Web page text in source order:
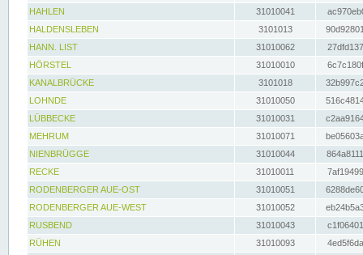
HAHLEN
31010041
HALDENSLEBEN
3101013
HANN. LIST
31010062
HÖRSTEL
31010010
KANALBRÜCKE
3101018
LOHNDE
31010050
LÜBBECKE
31010031
MEHRUM
31010071
NIENBRÜGGE
31010044
RECKE
31010011
RODENBERGER AUE-OST
31010051
RODENBERGER AUE-WEST
31010052
RUSBEND
31010043
RÜHEN
31010093